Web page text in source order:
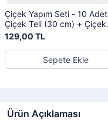
Çiçek Yapım Seti - 10 Adet
Çiçek Teli (30 cm) + Çiçek
Bandı (30 Mt) + Tomurcuk
Çiçek, Hobi Seti (Şönil)
129,00 TL
Sepete Ekle
Ürün Açıklaması